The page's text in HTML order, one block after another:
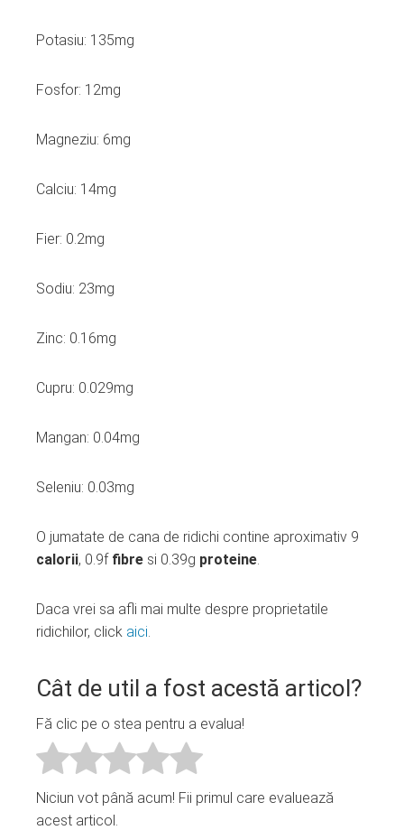
Potasiu: 135mg
Fosfor: 12mg
Magneziu: 6mg
Calciu: 14mg
Fier: 0.2mg
Sodiu: 23mg
Zinc: 0.16mg
Cupru: 0.029mg
Mangan: 0.04mg
Seleniu: 0.03mg
O jumatate de cana de ridichi contine aproximativ 9
calorii, 0.9f fibre si 0.39g proteine.
Daca vrei sa afli mai multe despre proprietatile
ridichilor, click aici.
Cât de util a fost acestă articol?
Fă clic pe o stea pentru a evalua!
Niciun vot până acum! Fii primul care evaluează
acest articol.